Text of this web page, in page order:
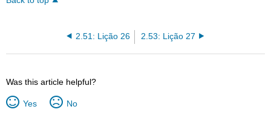
2.51: Lição 26 2.53: Lição 27
Was this article helpful?
Yes No